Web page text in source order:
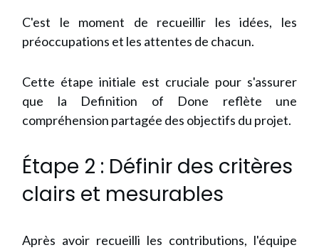
C'est le moment de recueillir les idées, les
préoccupations et les attentes de chacun.
Cette étape initiale est cruciale pour s'assurer
que la Definition of Done reflète une
compréhension partagée des objectifs du projet.
Étape 2 : Définir des critères
clairs et mesurables
Après avoir recueilli les contributions, l'équipe